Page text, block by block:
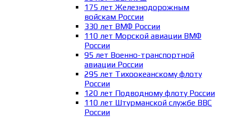
175 лет Железнодорожным
войскам России
330 лет ВМФ России
110 лет Морской авиации ВМФ
России
95 лет Военно-транспортной
авиации России
295 лет Тихоокеанскому флоту
России
120 лет Подводному флоту России
110 лет Штурманской службе ВВС
России